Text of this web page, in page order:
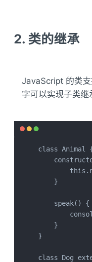
2. 类的继承
JavaScript 的类
字可以实现子类继
class Animal
    }
    speak() {
    }
}
class Dog